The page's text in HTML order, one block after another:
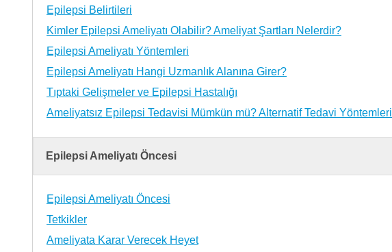
Epilepsi Belirtileri
Kimler Epilepsi Ameliyatı Olabilir? Ameliyat Şartları Nelerdir?
Epilepsi Ameliyatı Yöntemleri
Epilepsi Ameliyatı Hangi Uzmanlık Alanına Girer?
Tıptaki Gelişmeler ve Epilepsi Hastalığı
Ameliyatsız Epilepsi Tedavisi Mümkün mü? Alternatif Tedavi Yöntemleri
Epilepsi Ameliyatı Öncesi
Epilepsi Ameliyatı Öncesi
Tetkikler
Ameliyata Karar Verecek Heyet